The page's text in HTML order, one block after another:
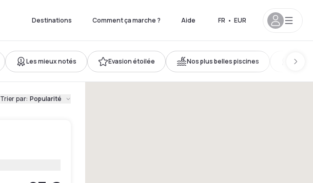
Destinations Comment ça marche ? Aide FR • EUR
Les mieux notés Evasion étoilée Nos plus belles piscines
Trier par: Popularité